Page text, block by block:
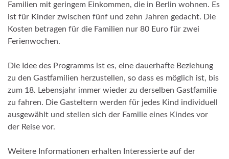
Familien mit geringem Einkommen, die in Berlin wohnen. Es
ist für Kinder zwischen fünf und zehn Jahren gedacht. Die
Kosten betragen für die Familien nur 80 Euro für zwei
Ferienwochen.
Die Idee des Programms ist es, eine dauerhafte Beziehung
zu den Gastfamilien herzustellen, so dass es möglich ist, bis
zum 18. Lebensjahr immer wieder zu derselben Gastfamilie
zu fahren. Die Gasteltern werden für jedes Kind individuell
ausgewählt und stellen sich der Familie eines Kindes vor
der Reise vor.
Weitere Informationen erhalten Interessierte auf der